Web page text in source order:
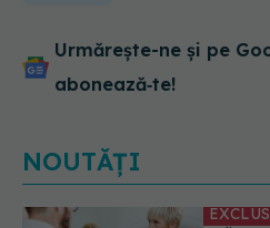
Urmărește-ne și pe
abonează‑te!
NOUTĂȚI